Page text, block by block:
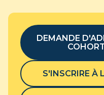
DEMANDE
S'INSCRIRE À